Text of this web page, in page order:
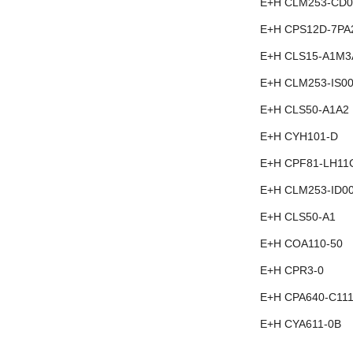
E+H CPS12D-
E+H CLS15-
E+H CLM253-
E+H CLS50-A1A2
E+H CYH101-D
E+H CPF81-
E+H CLM253-
E+H CLS50-A1
E+H COA110-50
E+H CPR3-0
E+H CPA640-C111
E+H CYA611-0B